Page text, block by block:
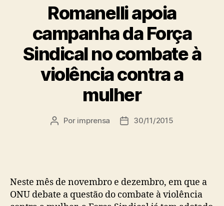
Romanelli apoia
campanha da Força
Sindical no combate à
violência contra a
mulher
Autor
Por imprensa
Data30/11/2015
Neste mês de novembro e dezembro, em que a
ONU debate a questão do combate à violência